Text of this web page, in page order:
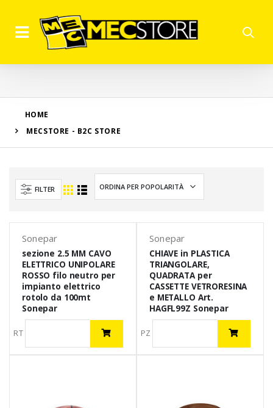
HOME
MECSTORE - B2C STORE
FILTER
Sonepar
sezione 2.5 MM CAVO
ELETTRICO UNIPOLARE
ROSSO filo neutro per
impianto elettrico
rotolo da 100mt
Sonepar
RT
Sonepar
CHIAVE in PLASTICA
TRIANGOLARE,
QUADRATA per
CASSETTE VETRORESINA
e METALLO Art.
HAGFL99Z Sonepar
PZ